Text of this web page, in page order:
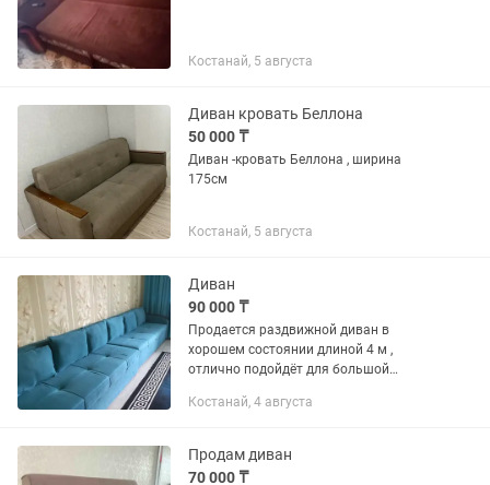
Костанай, 5 августа
Диван кровать Беллона
50 000 ₸
Диван -кровать Беллона , ширина
175см
Костанай, 5 августа
Диван
90 000 ₸
Продается раздвижной диван в
хорошем состоянии длиной 4 м ,
отлично подойдёт для большой
отсеки для хранения одежды или белья
Костанай, 4 августа
Продам диван
70 000 ₸